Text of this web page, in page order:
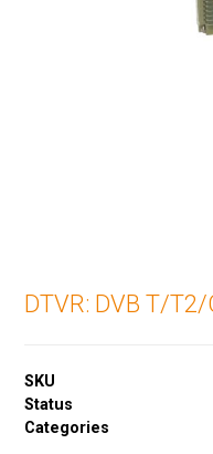
DTVR: DVB T/
SKU
Status
Categories